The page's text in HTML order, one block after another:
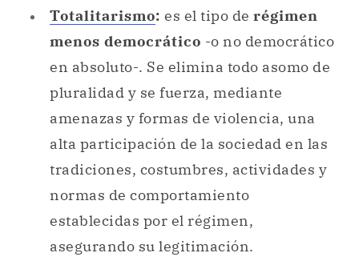
Totalitarismo: es el tipo de régimen
menos democrático -o no democrático
en absoluto-. Se elimina todo asomo de
pluralidad y se fuerza, mediante
amenazas y formas de violencia, una
alta participación de la sociedad en las
tradiciones, costumbres, actividades y
normas de comportamiento
establecidas por el régimen,
asegurando su legitimación.